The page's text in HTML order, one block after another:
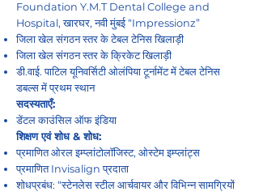
Foundation Y.M.T Dental College and
Hospital, खारघर, नवी मुंबई “Impressionz”
जिला खेल संगठन स्तर के टेबल टेनिस खिलाड़ी
जिला खेल संगठन स्तर के क्रिकेट खिलाड़ी
डी.वाई. पाटिल यूनिवर्सिटी ओलंपिया टूर्नामेंट में टेबल टेनिस
डबल्स में प्रथम स्थान
सदस्यताएँ:
डेंटल काउंसिल ऑफ इंडिया
शिक्षण एवं शोध & शोध:
प्रमाणित ओरल इम्प्लांटोलॉजिस्ट, ओस्टेम इम्प्लांट्स
प्रमाणित Invisalign प्रदाता
शोधप्रबंध: “स्टेनलेस स्टील आर्चवायर और विभिन्न सामग्रियों